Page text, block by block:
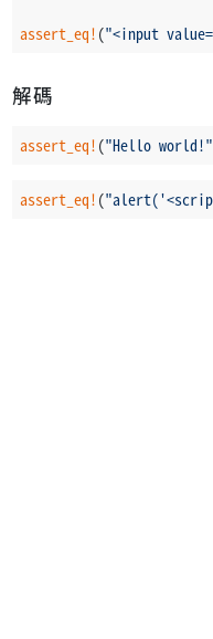
assert_eq! ("<input
解碼
assert_eq! ("Hello world!"
assert_eq! (